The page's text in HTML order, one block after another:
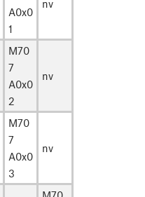
A0x0
1
nv
M70
7
A0x0
2
nv
M70
7
A0x0
3
nv